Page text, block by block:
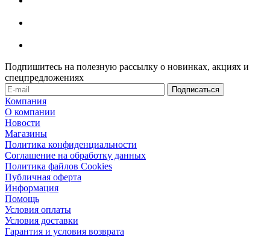
Подпишитесь на полезную рассылку о новинках, акциях и
спецпредложениях
Компания
О компании
Новости
Магазины
Политика конфиденциальности
Соглашение на обработку данных
Политика файлов Cookies
Публичная оферта
Информация
Помощь
Условия оплаты
Условия доставки
Гарантия и условия возврата